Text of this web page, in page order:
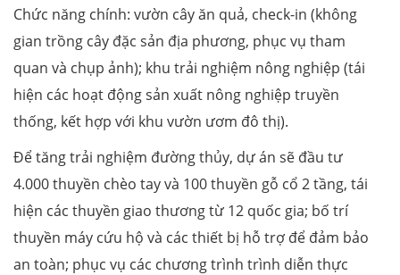
Chức năng chính: vườn cây ăn quả, check-in (không
gian trồng cây đặc sản địa phương, phục vụ tham
quan và chụp ảnh); khu trải nghiệm nông nghiệp (tái
hiện các hoạt động sản xuất nông nghiệp truyền
thống, kết hợp với khu vườn ươm đô thị).
Để tăng trải nghiệm đường thủy, dự án sẽ đầu tư
4.000 thuyền chèo tay và 100 thuyền gỗ cổ 2 tầng, tái
hiện các thuyền giao thương từ 12 quốc gia; bố trí
thuyền máy cứu hộ và các thiết bị hỗ trợ để đảm bảo
an toàn; phục vụ các chương trình trình diễn thực